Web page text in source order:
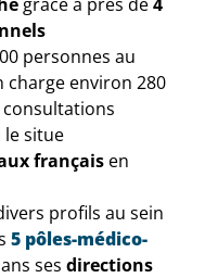
personnes au
charge environ 280
consultations
le situe
français en
profils au sein
5 pôles-médico-
ses directions